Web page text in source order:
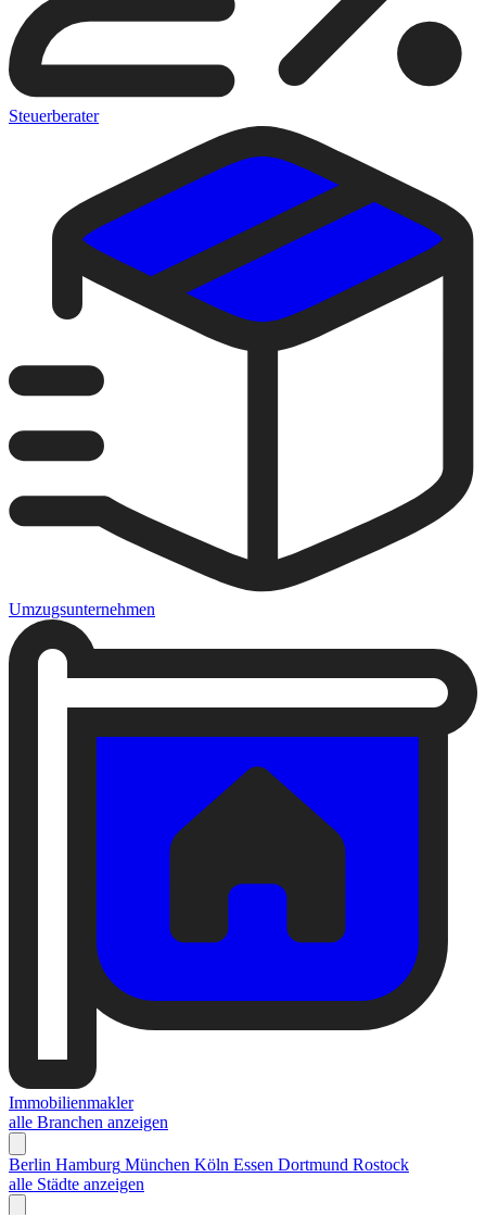
Steuerberater
Umzugsunternehmen
Immobilienmakler
alle Branchen anzeigen
Berlin Hamburg München Köln Essen Dortmund Rostock
alle Städte anzeigen